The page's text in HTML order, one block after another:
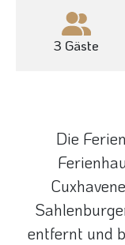
3 Gäste
Die
entfernt und